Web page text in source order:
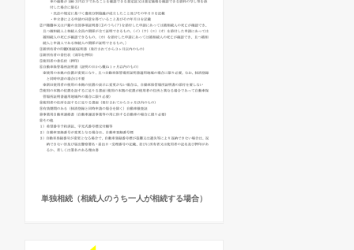
単独相続（相続人のうち一人が相続する場合）